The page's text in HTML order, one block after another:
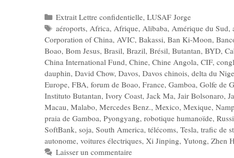
Catégories
Extrait Lettre confidentielle,LUSAF Jorge
Étiquettes
aéroports,Africa,Afrique,Alibaba,Amérique du Sud,
Corporation of China, AVIC, Bakassi, Ban Ki-Moon,
Boao, Bom Jesus, Brasil, Brazil, Brésil, Butantan, BYD,
China International Fund, Chine, Chine Angola, CIF,
dauphin, David Chow, Davos, Davos chinois, delta du
Europe, FBA, forum de Boao, France, Gamboa, Golfe de
Instituto Butantan, Ivory Coast, Jack Ma, Jair Bolsonaro,
Macau, Malabo, Mercedes Benz., Mexico, Mexique,
praia de Gamboa, Pyongyang, robotique humanoïde,
SoftBank, soja, South America, télécoms, Tesla, trafic de
autonome, voitures électriques, Xi Jinping, Yutong, Zhen
Laisser un commentaire